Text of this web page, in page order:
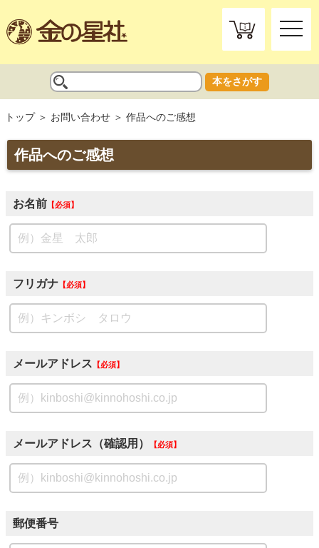
toggle
本をさがす
トップ お問い合わせ 作品へのご感想
作品へのご感想
お名前 必須
フリガナ 必須
メールアドレス 必須
メールアドレス（確認用） 必須
郵便番号